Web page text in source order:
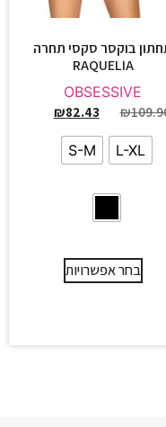
בוקסר סקסי תחרה
RAQUELIA
OBSESSIVE
₪
₪82.43
L-XL
S-M
בחר אפשרויות